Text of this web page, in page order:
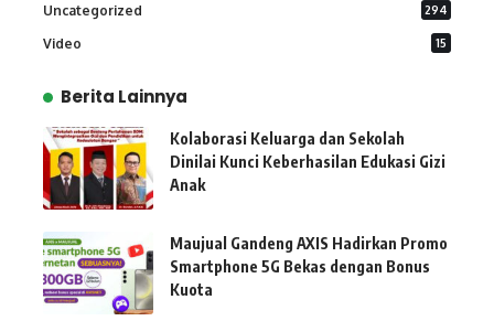
Uncategorized 294
Video 15
Berita Lainnya
Kolaborasi Keluarga dan Sekolah
Dinilai Kunci Keberhasilan Edukasi Gizi
Anak
Maujual Gandeng AXIS Hadirkan Promo
Smartphone 5G Bekas dengan Bonus
Kuota